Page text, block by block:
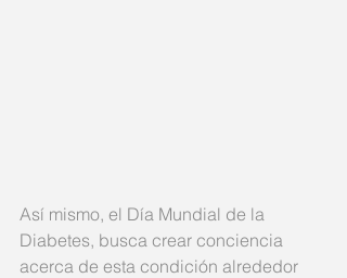
Así mismo, el Día Mundial de la
Diabetes, busca crear conciencia
acerca de esta condición alrededor